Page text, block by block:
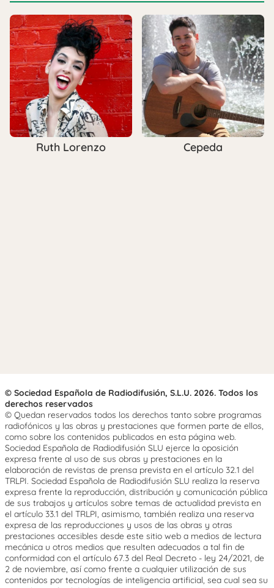
Ruth Lorenzo Cepeda
© Sociedad Española de Radiodifusión, S.L.U. 2026. Todos los
derechos reservados
© Quedan reservados todos los derechos tanto sobre programas
radiofónicos y las obras y prestaciones que formen parte de ellos,
como sobre los contenidos publicados en esta página web.
Sociedad Española de Radiodifusión SLU ejerce la oposición
expresa frente al uso de sus obras y prestaciones en la
elaboración de revistas de prensa prevista en el artículo 32.1 del
TRLPI. Sociedad Española de Radiodifusión SLU realiza la reserva
expresa frente la reproducción, distribución y comunicación pública
de sus trabajos y artículos sobre temas de actualidad prevista en
el artículo 33.1 del TRLPI, asimismo, también realiza una reserva
expresa de las reproducciones y usos de las obras y otras
prestaciones accesibles desde este sitio web a medios de lectura
mecánica u otros medios que resulten adecuados a tal fin de
conformidad con el artículo 67.3 del Real Decreto - ley 24/2021, de
2 de noviembre, así como frente a cualquier utilización de sus
contenidos por tecnologías de inteligencia artificial, sea cual sea su